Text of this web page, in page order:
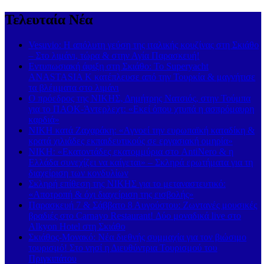
Τελευταία Νέα
Vesuvio: Η απόλυτη γεύση της ιταλικής κουζίνας στη Σκιάθο
– Στο λιμάνι, τώρα & στην Αγία Παρασκευή!
Εντυπωσιακή άφιξη στη Σκιάθο: Το Superyacht
ANASTASIA K κατέπλευσε από την Τουρκία & μαγνήτισε
τα βλέμματα στο λιμάνι
Ο πρόεδρος της ΝΙΚΗΣ, Δημήτρης Νατσιός, στην Τούμπα
για το ΠΑΟΚ-Άντερλεχτ: «Εκεί όπου χτυπά η ασπρόμαυρη
καρδιά»
ΝΙΚΗ κατά Ζαχαράκη: «Αγνοεί την ευρωπαϊκή καταδίκη &
κρατά χιλιάδες εκπαιδευτικούς σε εργασιακή ομηρία»
ΝΙΚΗ: «Εκατοντάδες εκατομμύρια στο AntiNero & η
Ελλάδα συνεχίζει να καίγεται» – Σκληρά ερωτήματα για τη
διαχείριση των κονδυλίων
Σκληρή επίθεση της ΝΙΚΗΣ για το μεταναστευτικό:
«Αποτροπή & όχι διαχείριση της εισβολής»
Παρασκευή 7 & Σάββατο 8 Αυγούστου: Ζωντανές μουσικές
βραδιές στο Carnayo Restaurant! Δύο μοναδικά live στο
Alkyon Hotel στη Σκιάθο
Σκιάθος-Μονακό: Νέα διεθνής συμμαχία για τον βιώσιμο
τουρισμό! Στο νησί η Διευθύντρια Τουρισμού του
Πριγκιπάτου